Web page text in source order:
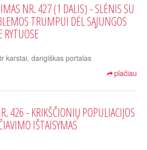
NR. 427 (1 DALIS) - SLĖNIS SU
TRUMPUI DĖL SĄJUNGOS
karstai, dangiškas portalas
plačiau
426 - KRIKŠČIONIŲ POPULIACIJOS
IŠTAISYMAS